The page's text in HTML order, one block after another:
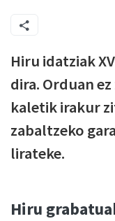
Hiru idatziak
dira. Orduan
kaletik irakur
zabaltzeko
lirateke.
Hiru